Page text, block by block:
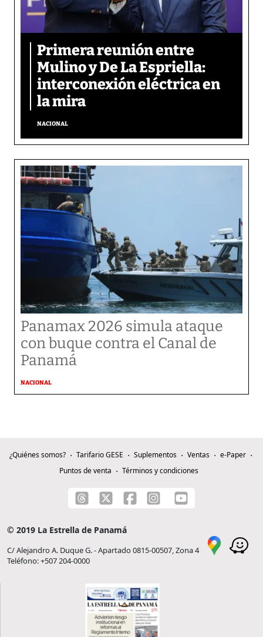
Primera reunión entre
Mulino y De La Espriella:
interconexión eléctrica en
la mira
NACIONAL
Panamax 2026 simula ataque
con buque contra el Canal de
Panamá
NACIONAL
¿Quiénes somos? Tarifario GESE Suplementos Ventas
e-Paper
Puntos de venta
Términos y condiciones
© 2019 La Estrella de Panamá
C/ Alejandro A. Duque G. - Apartado 0815-00507, Zona 4
Teléfono: +507 204-0000